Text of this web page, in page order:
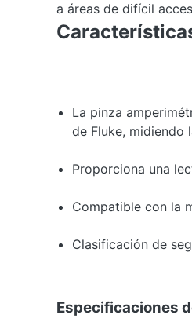
a áreas de difícil
La pinza
de Fluke, midiendo
Proporciona una
Compatible con la
Clasificación de
Especificaciones